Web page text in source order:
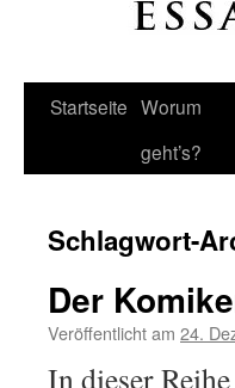
Startseite Worum
geht’s?
Schlagwort-
Der
Veröffentlicht am 24.
In dieser